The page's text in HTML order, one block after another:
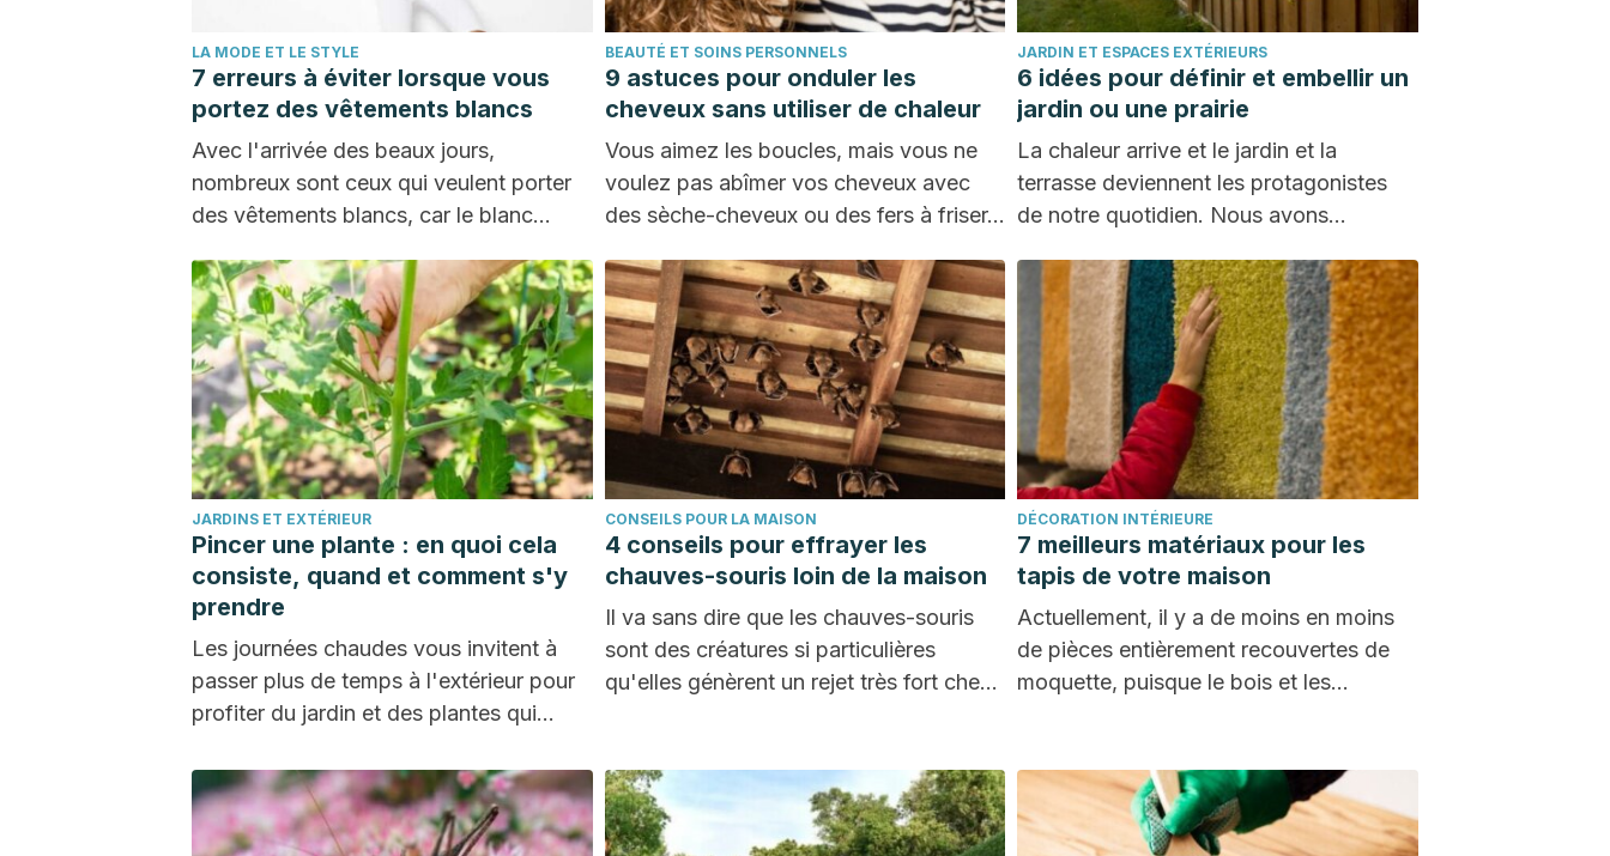
LA MODE ET LE STYLE
7 erreurs à éviter lorsque vous
portez des vêtements blancs
Avec l'arrivée des beaux jours,
nombreux sont ceux qui veulent porter
des vêtements blancs, car le blanc
BEAUTÉ ET SOINS PERSONNELS
9 astuces pour onduler les
cheveux sans utiliser de chaleur
Vous aimez les boucles, mais vous ne
voulez pas abîmer vos cheveux avec
des sèche-cheveux ou des fers à friser…
JARDIN ET ESPACES EXTÉRIEURS
6 idées pour définir et embellir un
jardin ou une prairie
La chaleur arrive et le jardin et la
terrasse deviennent les protagonistes
de notre quotidien. Nous avons
JARDINS ET EXTÉRIEUR
Pincer une plante : en quoi cela
consiste, quand et comment s'y
prendre
Les journées chaudes vous invitent à
passer plus de temps à l'extérieur pour
profiter du jardin et des plantes qui…
CONSEILS POUR LA MAISON
4 conseils pour effrayer les
chauves-souris loin de la maison
Il va sans dire que les chauves-souris
sont des créatures si particulières
qu'elles génèrent un rejet très fort chez
DÉCORATION INTÉRIEURE
7 meilleurs matériaux pour les
tapis de votre maison
Actuellement, il y a de moins en moins
de pièces entièrement recouvertes de
moquette, puisque le bois et les